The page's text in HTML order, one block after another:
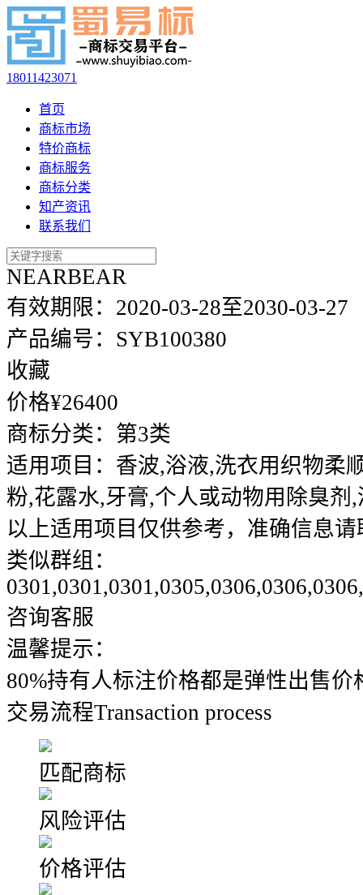
18011423071
首页
商标市场
特价商标
商标服务
商标分类
知产资讯
联系我们
NEARBEAR
有效期限： 2020-03-28至2030-03-27
产品编号： SYB100380
收藏
价格¥26400
商标分类： 第3类
适用项目： 香波,浴液,洗衣用织物柔
粉,花露水,牙膏,个人或动物用除臭剂
以上适用项目仅供参考，准确信息
类似群组：
咨询客服
温馨提示：
80%持有人标注价格都是弹性出售
交易流程Transaction process
匹配商标
风险评估
价格评估